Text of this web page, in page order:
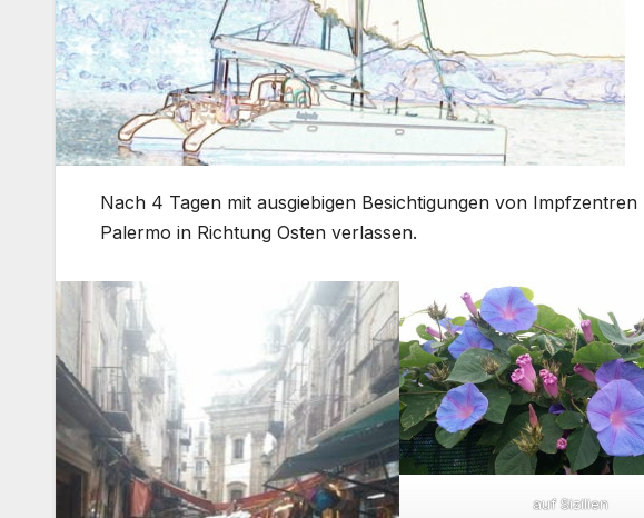
Nach 4 Tagen mit ausgiebigen Besichtigungen von
Palermo in Richtung Osten verlassen.
auf Sizilien